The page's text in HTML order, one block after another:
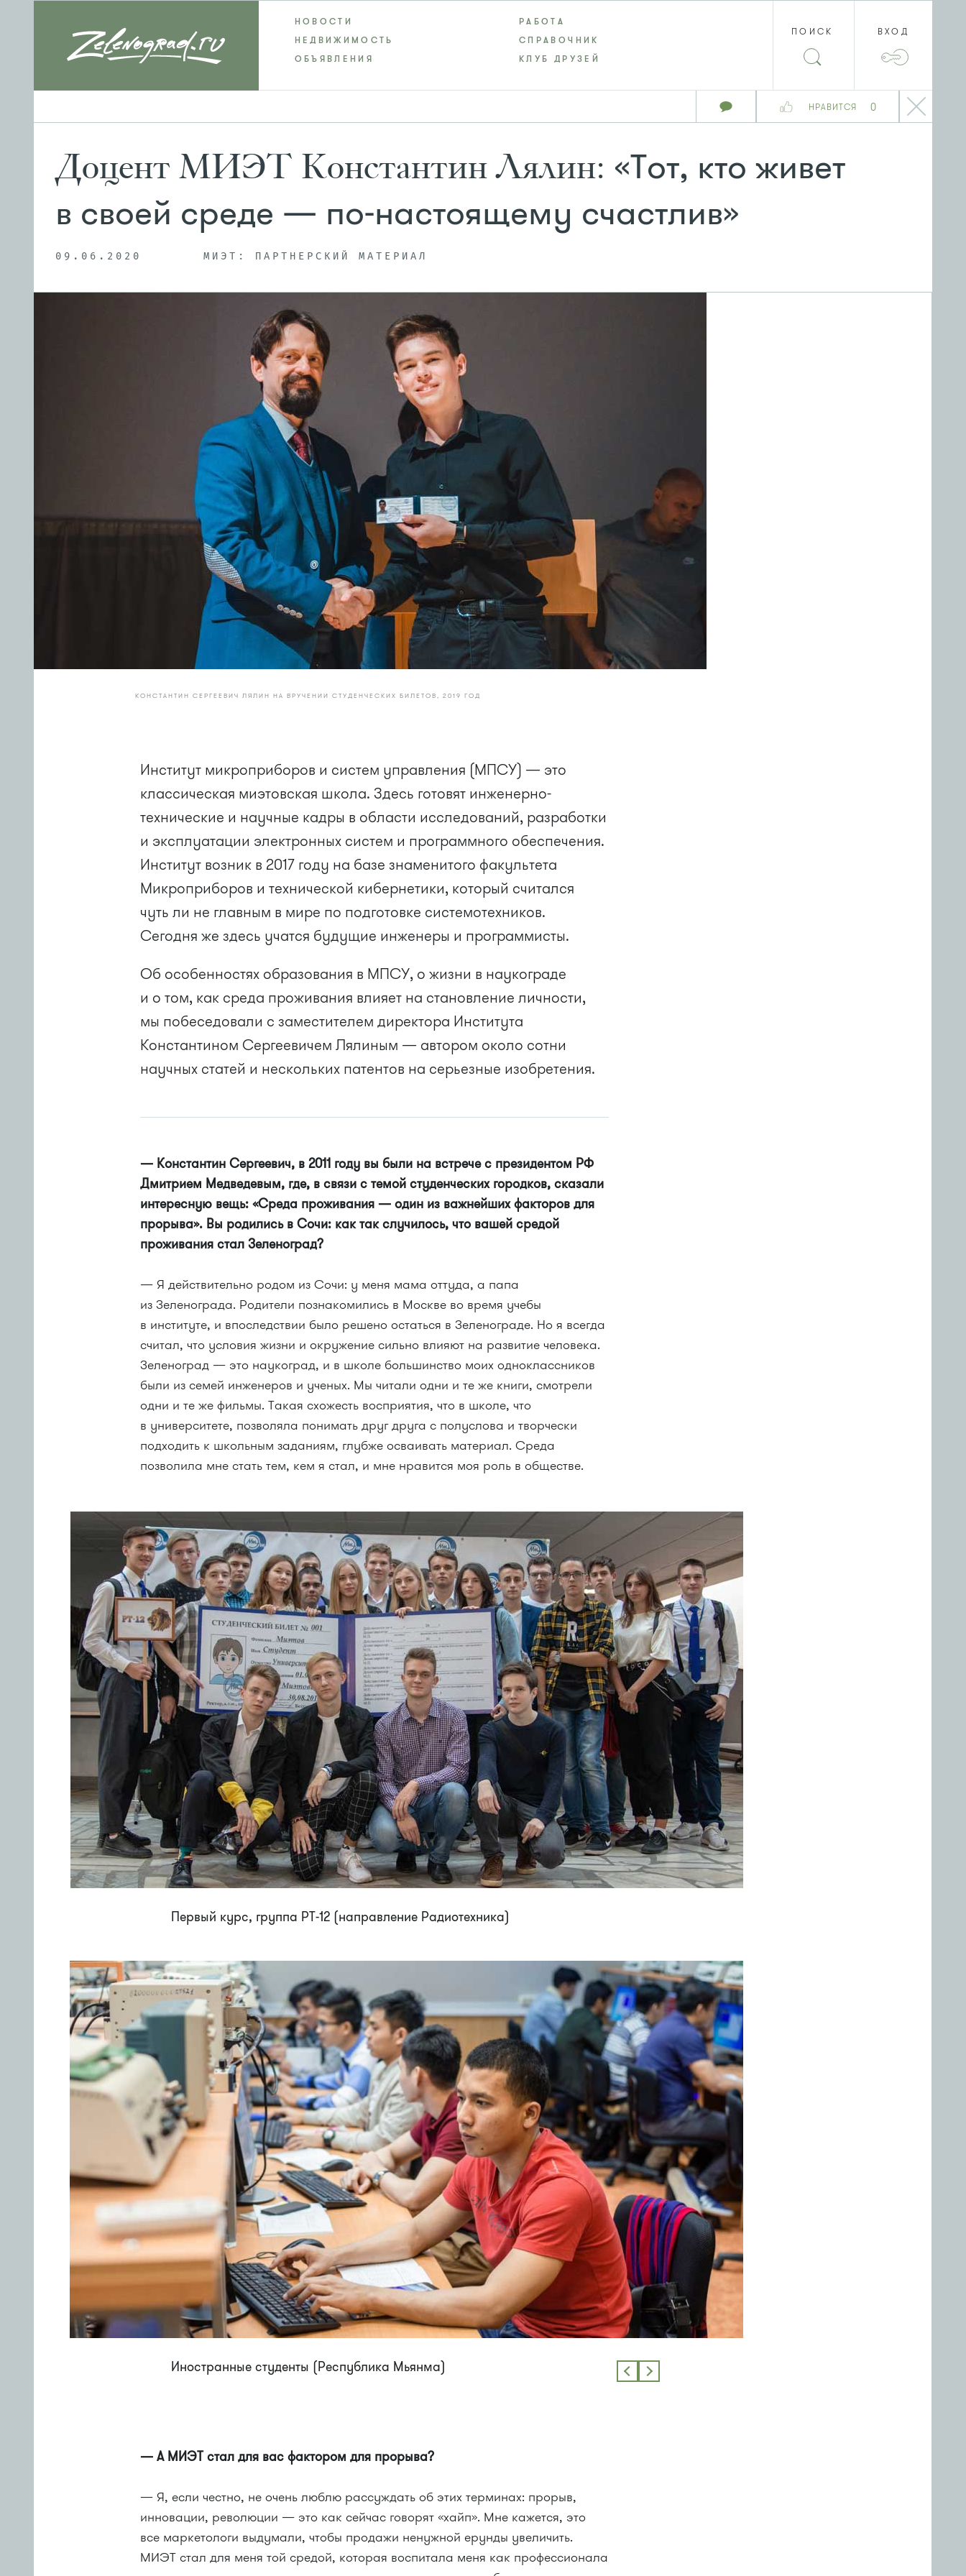
НРАВИТСЯ 0
НОВОСТИ
РАБОТА
НЕДВИЖИМОСТЬ
СПРАВОЧНИК
ОБЪЯВЛЕНИЯ
КЛУБ ДРУЗЕЙ
ПОИСК ВХОД
Доцент МИЭТ Константин Лялин: «Тот, кто живет
в своей среде — по-настоящему счастлив»
09.06.2020 МИЭТ: ПАРТНЕРСКИЙ МАТЕРИАЛ
КОНСТАНТИН СЕРГЕЕВИЧ ЛЯЛИН НА ВРУЧЕНИИ СТУДЕНЧЕСКИХ БИЛЕТОВ, 2019 ГОД
Институт микроприборов и систем управления (МПСУ) — это
классическая миэтовская школа. Здесь готовят инженерно-
технические и научные кадры в области исследований, разработки
и эксплуатации электронных систем и программного обеспечения.
Институт возник в 2017 году на базе знаменитого факультета
Микроприборов и технической кибернетики, который считался
чуть ли не главным в мире по подготовке системотехников.
Сегодня же здесь учатся будущие инженеры и программисты.
Об особенностях образования в МПСУ, о жизни в наукограде
и о том, как среда проживания влияет на становление личности,
мы побеседовали с заместителем директора Института
Константином Сергеевичем Лялиным — автором около сотни
научных статей и нескольких патентов на серьезные изобретения.
— Константин Сергеевич, в 2011 году вы были на встрече с президентом РФ
Дмитрием Медведевым, где, в связи с темой студенческих городков, сказали
интересную вещь: «Среда проживания — один из важнейших факторов для
прорыва». Вы родились в Сочи: как так случилось, что вашей средой
проживания стал Зеленоград?
— Я действительно родом из Сочи: у меня мама оттуда, а папа
из Зеленограда. Родители познакомились в Москве во время учебы
в институте, и впоследствии было решено остаться в Зеленограде. Но я всегда
считал, что условия жизни и окружение сильно влияют на развитие человека.
Зеленоград — это наукоград, и в школе большинство моих одноклассников
были из семей инженеров и ученых. Мы читали одни и те же книги, смотрели
одни и те же фильмы. Такая схожесть восприятия, что в школе, что
в университете, позволяла понимать друг друга с полуслова и творчески
подходить к школьным заданиям, глубже осваивать материал. Среда
позволила мне стать тем, кем я стал, и мне нравится моя роль в обществе.
Первый курс, группа РТ-12 (направление Радиотехника)
Иностранные студенты (Республика Мьянма)
— А МИЭТ стал для вас фактором для прорыва?
— Я, если честно, не очень люблю рассуждать об этих терминах: прорыв,
инновации, революции — это как сейчас говорят «хайп». Мне кажется, это
все маркетологи выдумали, чтобы продажи ненужной ерунды увеличить.
МИЭТ стал для меня той средой, которая воспитала меня как профессионала